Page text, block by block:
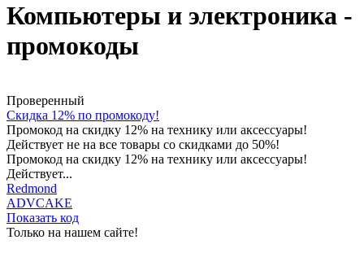
Компьютеры и электроника -
промокоды
Проверенный
Скидка 12% по промокоду!
Промокод на скидку 12% на технику или аксессуары!
Действует не на все товары со скидками до 50%!
Промокод на скидку 12% на технику или аксессуары!
Действует...
Redmond
ADVCAKE
Показать код
Только на нашем сайте!